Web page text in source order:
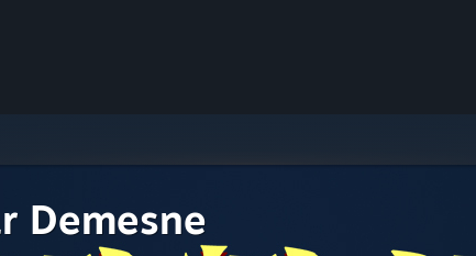
Demesne